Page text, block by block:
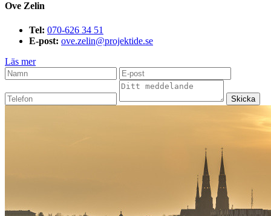
Ove Zelin
Tel: 070-626 34 51
E-post: ove.zelin@projektide.se
Läs mer
Skicka